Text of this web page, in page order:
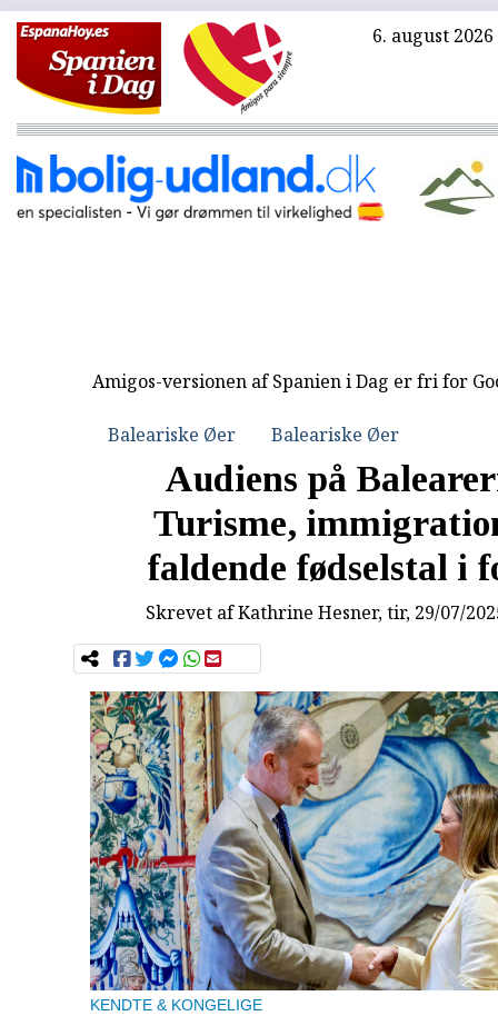
6. august 2026
Amigos-versionen af Spanien i Dag er fri for
Baleariske Øer Baleariske Øer
Audiens på
Turisme,
faldende fødselstal i
Skrevet afKathrine Hesner, tir, 29/07/
KENDTE & KONGELIGE